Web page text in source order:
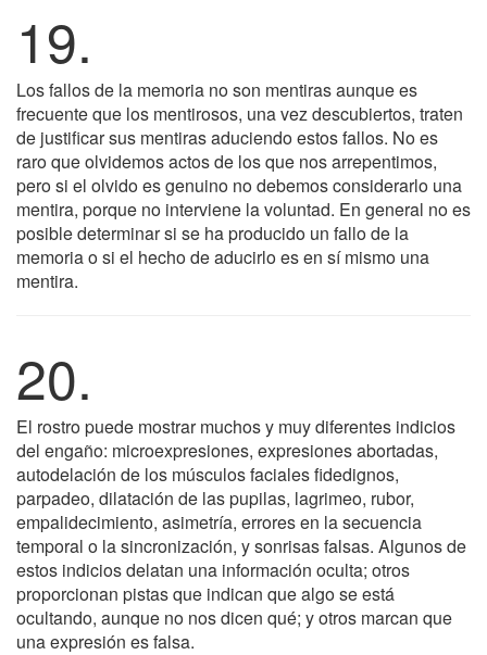
19.
Los fallos de la memoria no son mentiras aunque es
frecuente que los mentirosos, una vez descubiertos, traten
de justificar sus mentiras aduciendo estos fallos. No es
raro que olvidemos actos de los que nos arrepentimos,
pero si el olvido es genuino no debemos considerarlo una
mentira, porque no interviene la voluntad. En general no es
posible determinar si se ha producido un fallo de la
memoria o si el hecho de aducirlo es en sí mismo una
mentira.
20.
El rostro puede mostrar muchos y muy diferentes indicios
del engaño: microexpresiones, expresiones abortadas,
autodelación de los músculos faciales fidedignos,
parpadeo, dilatación de las pupilas, lagrimeo, rubor,
empalidecimiento, asimetría, errores en la secuencia
temporal o la sincronización, y sonrisas falsas. Algunos de
estos indicios delatan una información oculta; otros
proporcionan pistas que indican que algo se está
ocultando, aunque no nos dicen qué; y otros marcan que
una expresión es falsa.